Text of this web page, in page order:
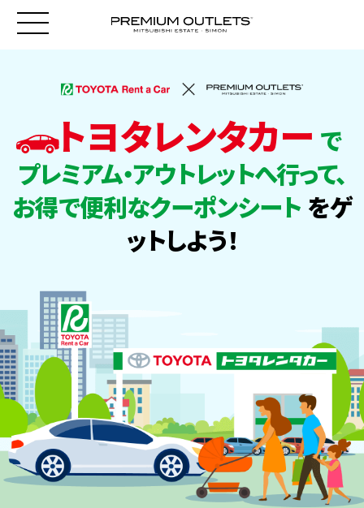
トヨタレンタカー で
プレミアム・アウトレットへ行って、
お得で便利なクーポンシート をゲ
ットしよう！